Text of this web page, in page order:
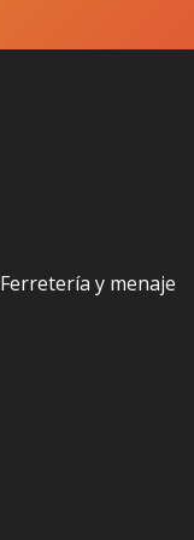
Ferretería y menaje